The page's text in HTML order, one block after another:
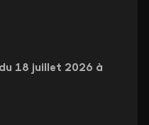
18 juillet 2026 à